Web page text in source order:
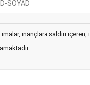
inançlara saldırı içeren,